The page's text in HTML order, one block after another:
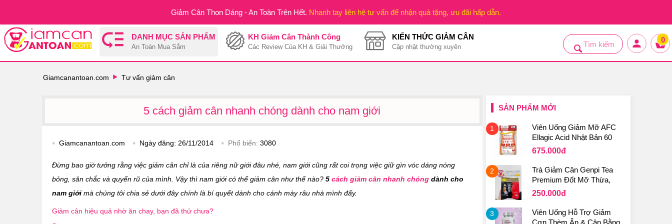
Giảm Cân Thon Dáng - An Toàn Trên Hết. Nhanh tay liên hệ tư vấn để nhận quà tặng, ưu đãi hấp dẫn.
DANH MỤC SẢN PHẨM
An Toàn Mua Sắm
KH Giảm Cân Thành Công
Các Review Của KH & Giải Thưởng
KIẾN THỨC GIẢM CÂN
Cập nhật thường xuyên
0
Giamcanantoan.com Tư vấn giảm cân
5 cách giảm cân nhanh chóng dành cho nam giới
Giamcanantoan.com Ngày đăng: 26/11/2014 Phổ biến: 3080
Đừng bao giờ tưởng rằng việc giảm cân chỉ là của riêng nữ giới đâu nhé, nam giới cũng rất coi trọng việc giữ gìn vóc dáng nóng
bỏng, săn chắc và quyến rũ của mình. Vậy thì nam giới có thể giảm cân như thế nào? 5 cách giảm cân nhanh chóng dành cho
nam giớimà chúng tôi chia sẻ dưới đây chính là bí quyết dành cho cánh mày râu nhà mình đấy.
Giảm cân hiệu quả nhờ ăn chay, bạn đã thử chưa?
SẢN PHẨM MỚI
1
Viên Uống Giảm Mỡ AFC
Ellagic Acid Nhật Bản 60
Viên
675.000đ
2
Trà Giảm Cân Genpi Tea
Premium Đốt Mỡ Thừa,
Thanh Lọc Cơ Thể Hiệu
250.000đ
3
Viên Uống Hỗ Trợ Giảm
Cơn Thèm Ăn & Cân Bằng